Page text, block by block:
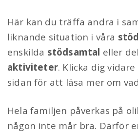
Här kan du träffa andra i
liknande situation i våra
enskilda stödsamtal eller
aktiviteter. Klicka dig
sidan för att läsa mer om
Hela familjen påverkas på
någon inte mår bra. Därför